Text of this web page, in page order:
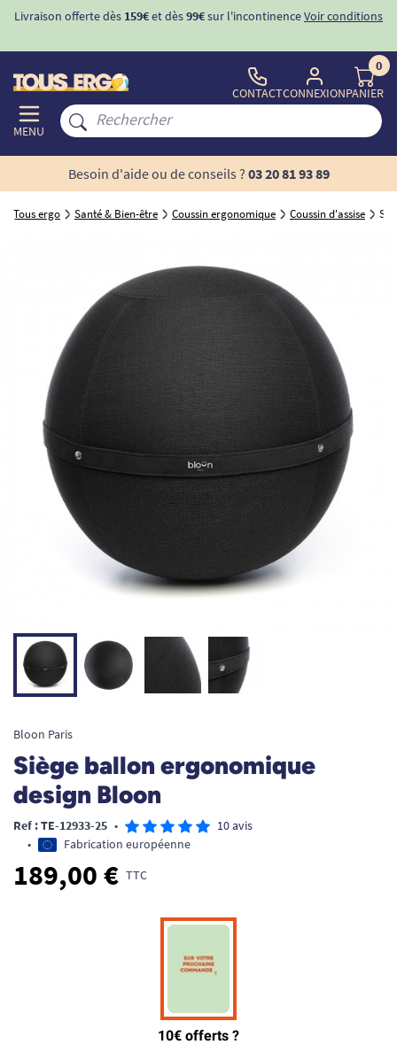
l'incontinenceVoir conditions -10%avec le code "BIENVENUE"
MENU
CONTACTCONNEXION
0
PANIER
Besoin d'aide ou de conseils ? 03 20 81 93 89
Tous ergo Santé & Bien-être Coussin ergonomique Coussin d'assise
Bloon Paris
Siège ballon ergonomique
design Bloon
Ref : TE-12933-25 •
10 avis
•
Fabrication européenne
189,00 € TTC